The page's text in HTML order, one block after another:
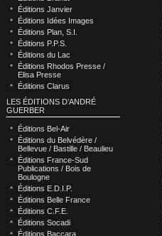
Éditions Janvier
Éditions Idées Images
Éditions Plan, S.I.
Éditions P.P.S.
Éditions du Lac
Éditions Rhodos Presse /
Elisa Presse
Éditions Clarus
LES ÉDITIONS D’ANDRÉ
GUERBER
Éditions Bel-Air
Éditions du Belvédère /
Bellevue / Bastille / Beaulieu
Éditions France-Sud
Publications / Bois de
Boulogne
Éditions E.D.I.P.
Éditions Belle France
Éditions C.F.E.
Éditions Socadi
Éditions Baccara